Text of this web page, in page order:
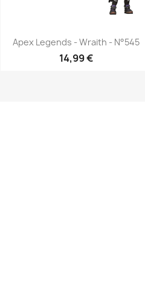
Apex Legends - Wraith - N°545
14,99 €
Aperçu rapide